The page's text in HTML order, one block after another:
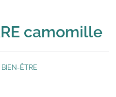
camomille
BIEN-ÊTRE